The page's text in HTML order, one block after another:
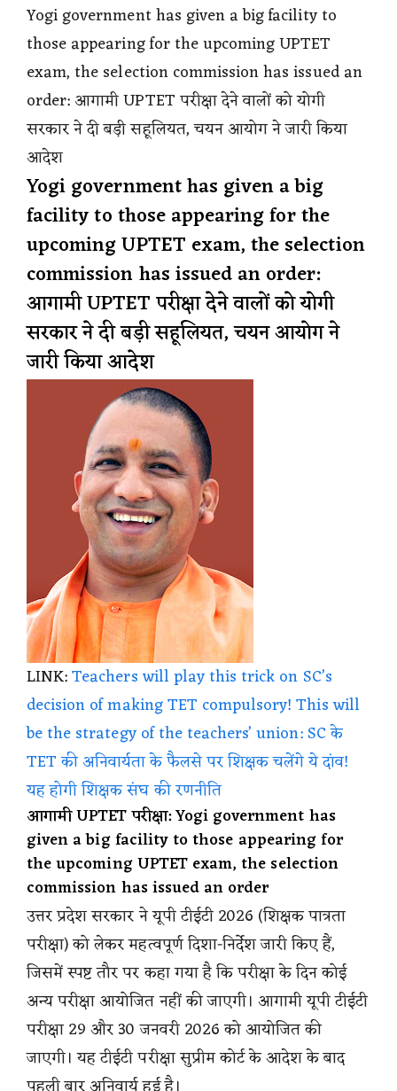
Yogi government has given a big facility to
those appearing for the upcoming UPTET
exam, the selection commission has issued an
order: आगामी UPTET परीक्षा देने वालों को योगी
सरकार ने दी बड़ी सहूलियत, चयन आयोग ने जारी किया
आदेश
Yogi government has given a big
facility to those appearing for the
upcoming UPTET exam, the selection
commission has issued an order:
आगामी UPTET परीक्षा देने वालों को योगी
सरकार ने दी बड़ी सहूलियत, चयन आयोग ने
जारी किया आदेश
LINK:Teachers will play this trick on SC’s
decision of making TET compulsory! This will
be the strategy of the teachers’ union: SC के
TET की अनिवार्यता के फैलसे पर शिक्षक चलेंगे ये दांव!
यह होगी शिक्षक संघ की रणनीति
आगामी UPTET परीक्षा: Yogi government has
given a big facility to those appearing for
the upcoming UPTET exam, the selection
commission has issued an order
उत्तर प्रदेश सरकार ने यूपी टीईटी 2026 (शिक्षक पात्रता
परीक्षा) को लेकर महत्वपूर्ण दिशा-निर्देश जारी किए हैं,
जिसमें स्पष्ट तौर पर कहा गया है कि परीक्षा के दिन कोई
अन्य परीक्षा आयोजित नहीं की जाएगी। आगामी यूपी टीईटी
परीक्षा 29 और 30 जनवरी 2026 को आयोजित की
जाएगी। यह टीईटी परीक्षा सुप्रीम कोर्ट के आदेश के बाद